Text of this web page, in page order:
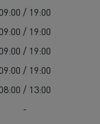
09:00 / 19:00
09:00 / 19:00
09:00 / 19:00
09:00 / 19:00
08:00 / 13:00
-